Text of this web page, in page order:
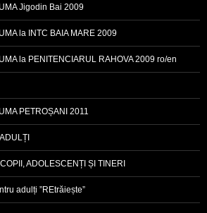
Jigodin Bai 2009
la INTC BAIA MARE 2009
la PENITENCIARUL RAHOVA 2009 ro/en
PETROȘANI 2011
ADOLESCENȚI ȘI TINERI
adulți ”REtrăiește”